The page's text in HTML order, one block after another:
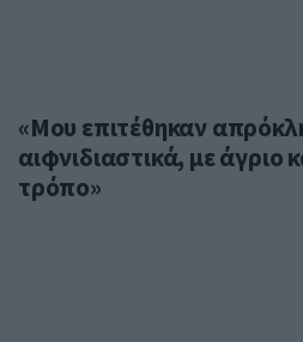
«Μου επιτέθηκαν
αιφνιδιαστικά, με άγριο
τρόπο»